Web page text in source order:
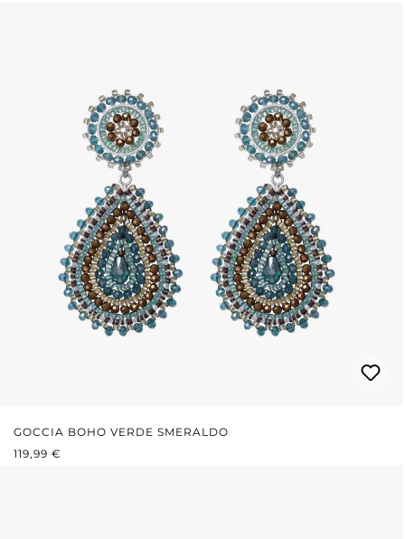
GOCCIA BOHO VERDE SMERALDO
PREZZO NORMALE:
119,99 €